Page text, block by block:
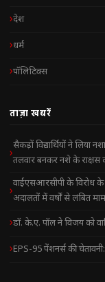
देश
धर्म
पॉलिटिक्स
ताज़ा खबरें
सैकड़ों विद्यार्थियों ने लिया
तलवार बनकर नशे के राक्षस
वाईएसआरसीपी के विरोध
अदालतों में वर्षों से लंबित
डॉ. के.ए. पॉल ने विजय को
EPS-95 पेंशनर्स की